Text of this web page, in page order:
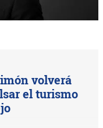
volverá
el turismo